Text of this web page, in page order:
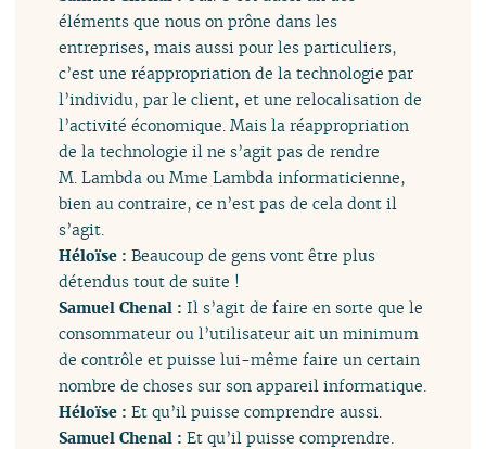
éléments que nous on prône dans les
entreprises, mais aussi pour les particuliers,
c’est une réappropriation de la technologie par
l’individu, par le client, et une relocalisation de
l’activité économique. Mais la réappropriation
de la technologie il ne s’agit pas de rendre
M. Lambda ou Mme Lambda informaticienne,
bien au contraire, ce n’est pas de cela dont il
s’agit.
Héloïse :Beaucoup de gens vont être plus
détendus tout de suite !
Samuel Chenal :Il s’agit de faire en sorte que le
consommateur ou l’utilisateur ait un minimum
de contrôle et puisse lui-même faire un certain
nombre de choses sur son appareil informatique.
Héloïse :Et qu’il puisse comprendre aussi.
Samuel Chenal :Et qu’il puisse comprendre.